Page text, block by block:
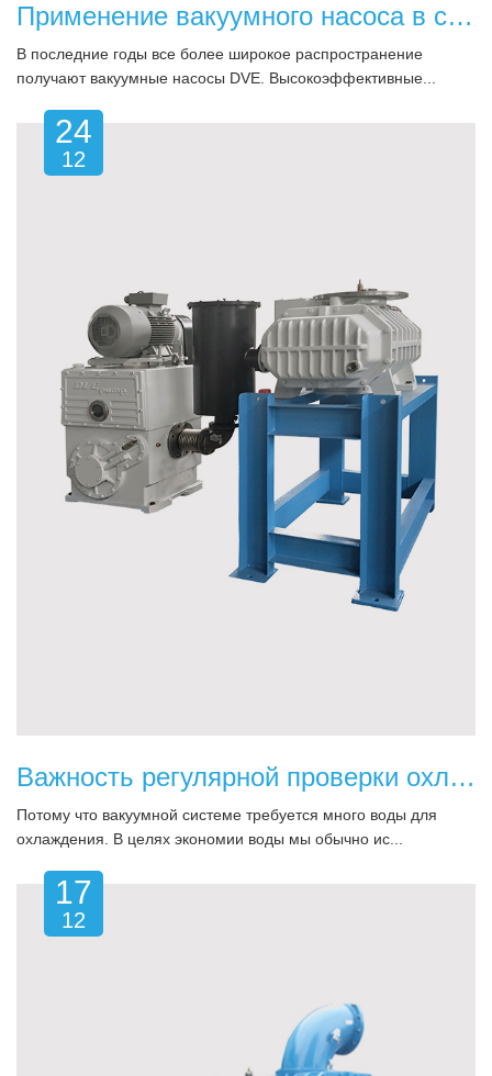
Применение вакуумного насоса в средствах автоматизации
В последние годы все более широкое распространение
получают вакуумные насосы DVE. Высокоэффективные...
24
12
Важность регулярной проверки охлаждающей воды для вакуумных насосов
Потому что вакуумной системе требуется много воды для
охлаждения. В целях экономии воды мы обычно ис...
17
12